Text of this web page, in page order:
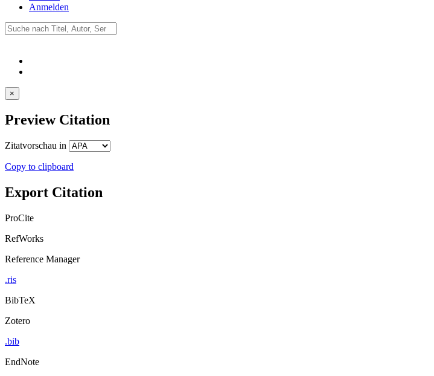
Anmelden
×
Preview Citation
Zitatvorschau in
Copy to clipboard
Export Citation
ProCite
RefWorks
Reference Manager
.ris
BibTeX
Zotero
.bib
EndNote